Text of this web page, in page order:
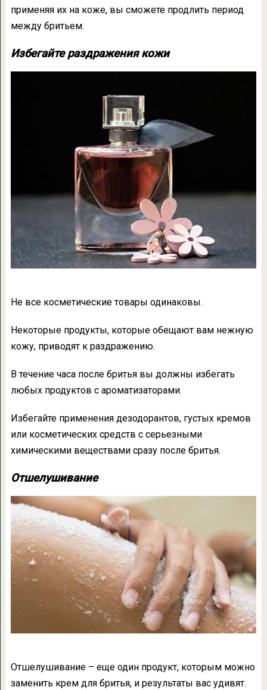
применяя их на коже, вы сможете продлить период
между бритьем.
Избегайте раздражения кожи
Не все косметические товары одинаковы.
Некоторые продукты, которые обещают вам нежную
кожу, приводят к раздражению.
В течение часа после бритья вы должны избегать
любых продуктов с ароматизаторами.
Избегайте применения дезодорантов, густых кремов
или косметических средств с серьезными
химическими веществами сразу после бритья.
Отшелушивание
Отшелушивание – еще один продукт, которым можно
заменить крем для бритья, и результаты вас удивят.